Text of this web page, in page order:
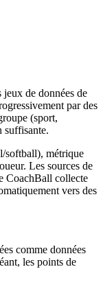
jeux de données de
par des
(sport,
suffisante.
softball), métrique
Les sources de
CoachBall collecte
vers des
comme données
les points de